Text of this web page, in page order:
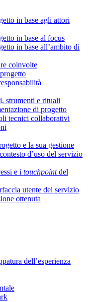
in base agli attori
in base al focus
in base all’ambito di
coinvolte
strumenti e rituali
di progetto
tecnici collaborativi
e la sua gestione
d’uso del servizio
e i touchpointdel
utente del servizio
ottenuta
dell’esperienza